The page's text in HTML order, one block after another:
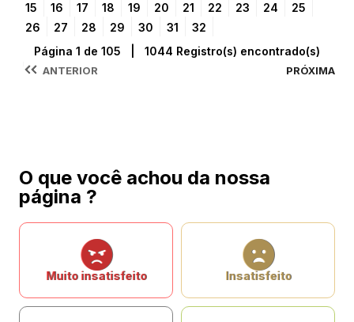
15
16 17 18 19 20 21 22 23 24
25
26
27 28 29 30 31 32
ANTERIOR
Página 1 de 105 | 1044 Registro(s) encontrado(s)
PRÓXIMA
O que você achou da nossa
página ?
Muito insatisfeito Insatisfeito